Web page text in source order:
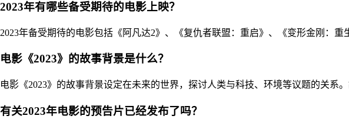
2023年有哪些备受期待的电影上映？
2023年备受期待的电影包括《阿凡达2》、《复仇者联盟：重启》、《变形金刚：
电影《2023》的故事背景是什么？
电影《2023》的故事背景设定在未来的世界，探讨人类与科技、环境等议题的关系
有关2023年电影的预告片已经发布了吗？